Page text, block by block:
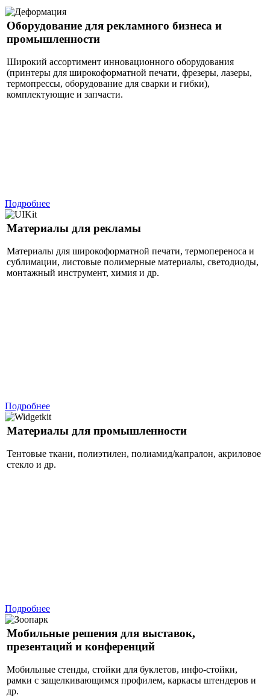
Оборудование для рекламного бизнеса и
промышленности
Широкий ассортимент инновационного оборудования
(принтеры для широкоформатной печати, фрезеры, лазеры,
термопрессы, оборудование для сварки и гибки),
комплектующие и запчасти.
Подробнее
Материалы для рекламы
Материалы для широкоформатной печати, термопереноса и
сублимации, листовые полимерные материалы, светодиоды,
монтажный инструмент, химия и др.
Подробнее
Материалы для промышленности
Тентовые ткани, полиэтилен, полиамид/капралон, акриловое
стекло и др.
Подробнее
Мобильные решения для выставок,
презентаций и конференций
Мобильные стенды, стойки для буклетов, инфо-стойки,
рамки с защелкивающимся профилем, каркасы штендеров и
др.